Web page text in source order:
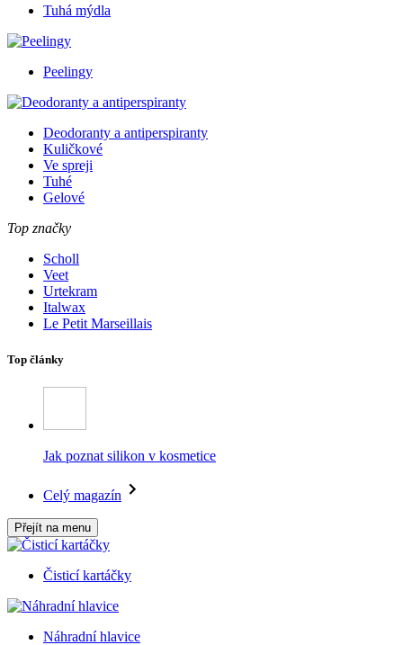
Tuhá mýdla
Peelingy
Deodoranty a antiperspiranty
Kuličkové
Ve spreji
Tuhé
Gelové
Top značky
Scholl
Veet
Urtekram
Italwax
Le Petit Marseillais
Top články
Jak poznat silikon v kosmetice
Celý magazín
Přejít na menu
Čisticí kartáčky
Náhradní hlavice